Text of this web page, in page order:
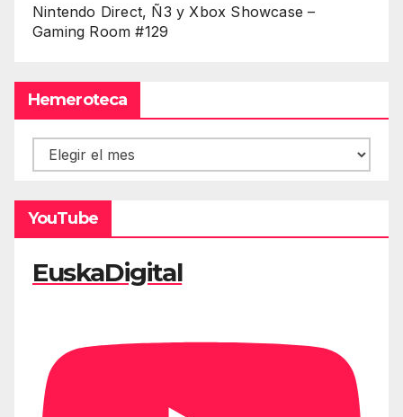
Nintendo Direct, Ñ3 y Xbox Showcase –
Gaming Room #129
Hemeroteca
Hemeroteca
YouTube
EuskaDigital